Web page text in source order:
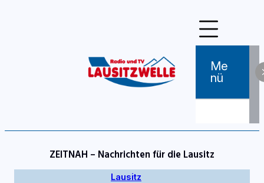
Me
Nü
ZEITNAH – Nachrichten für die Lausitz
Lausitz